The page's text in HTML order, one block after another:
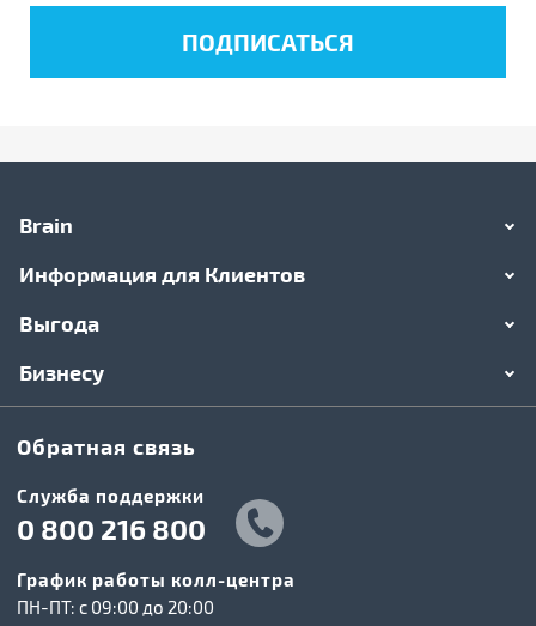
Brain
Информация для Клиентов
Выгода
Бизнесу
Обратная связь
Служба поддержки
0 800 216 800
График работы колл-центра
ПН-ПТ: c 09:00 до 20:00